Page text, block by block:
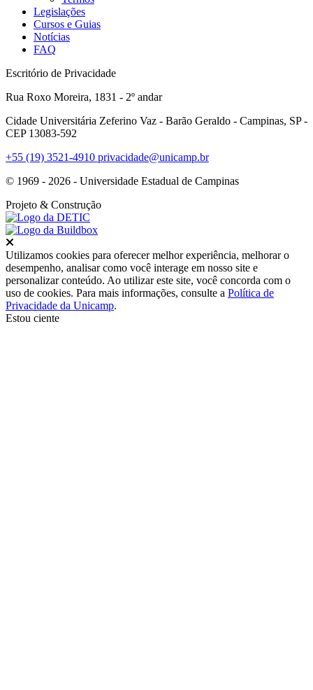
Legislações
Cursos e Guias
Notícias
FAQ
Escritório de Privacidade
Rua Roxo Moreira, 1831 - 2º andar
Cidade Universitária Zeferino Vaz - Barão Geraldo - Campinas, SP -
CEP 13083-592
+55 (19) 3521-4910 privacidade@unicamp.br
© 1969 - 2026 - Universidade Estadual de Campinas
Projeto & Construção
Utilizamos cookies para oferecer melhor experiência, melhorar o
desempenho, analisar como você interage em nosso site e
personalizar conteúdo. Ao utilizar este site, você concorda com o
uso de cookies. Para mais informações, consulte a Política de
Privacidade da Unicamp.
Estou ciente